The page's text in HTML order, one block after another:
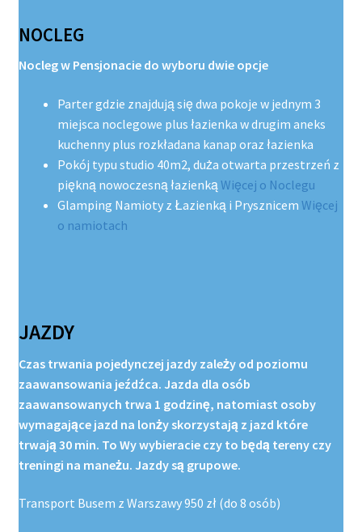
NOCLEG
Nocleg w Pensjonacie do wyboru dwie opcje
Parter gdzie znajdują się dwa pokoje w jednym 3
miejsca noclegowe plus łazienka w drugim aneks
kuchenny plus rozkładana kanap oraz łazienka
Pokój typu studio 40m2, duża otwarta przestrzeń z
piękną nowoczesną łazienkąWięcej o Noclegu
Glamping Namioty z Łazienką i Prysznicem Więcej
o namiotach
JAZDY
Czas trwania pojedynczej jazdy zależy od poziomu
zaawansowania jeźdźca. Jazda dla osób
zaawansowanych trwa 1 godzinę, natomiast osoby
wymagające jazd na lonży skorzystają z jazd które
trwają 30 min. To Wy wybieracie czy to będą tereny czy
treningi na maneżu. Jazdy są grupowe.
Transport Busem z Warszawy 950 zł (do 8 osób)